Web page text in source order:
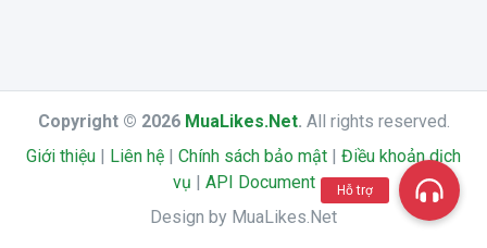
Copyright © 2026 MuaLikes.Net. All rights reserved.
Giới thiệu | Liên hệ | Chính sách bảo mật | Điều khoản dịch
vụ | API Document
Design by MuaLikes.Net
Hỗ trợ